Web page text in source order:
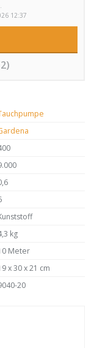
12:37
kg
Meter
x 30 x 21 cm
20